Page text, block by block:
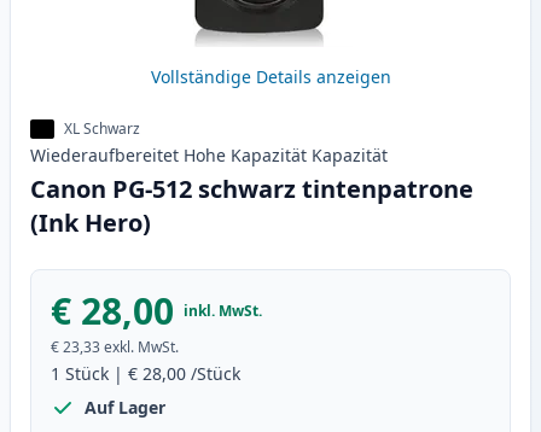
Vollständige Details anzeigen
XL Schwarz
Wiederaufbereitet Hohe Kapazität Kapazität
Canon PG-512 schwarz tintenpatrone
(Ink Hero)
€ 28,00 inkl. MwSt.
€ 23,33exkl. MwSt.
1 Stück | € 28,00 /Stück
Auf Lager